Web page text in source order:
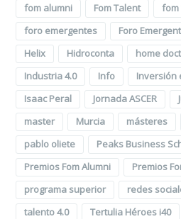
fom alumni
Fom Talent
foro emergentes
Foro
Helix
Hidroconta home
Industria 4.0
Info
Inversión
Isaac Peral
Jornada ASCER
master
Murcia másteres
pablo oliete
Peaks Business
Premios Fom Alumni
Premios
programa superior
redes
talento 4.0
Tertulia Héroes i40